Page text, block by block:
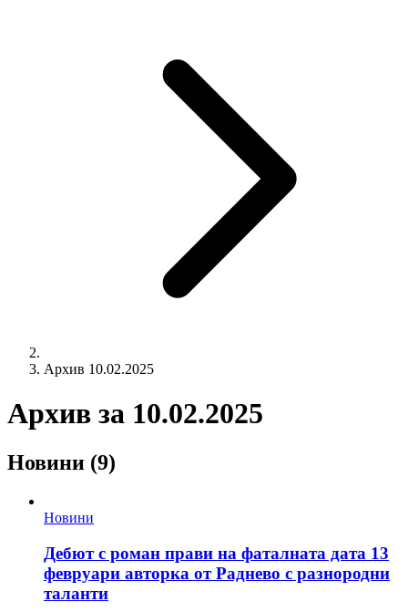
Архив 10.02.2025
Архив за 10.02.2025
Новини (9)
Новини
Дебют с роман прави на фаталната дата 13
февруари авторка от Раднево с разнородни
таланти